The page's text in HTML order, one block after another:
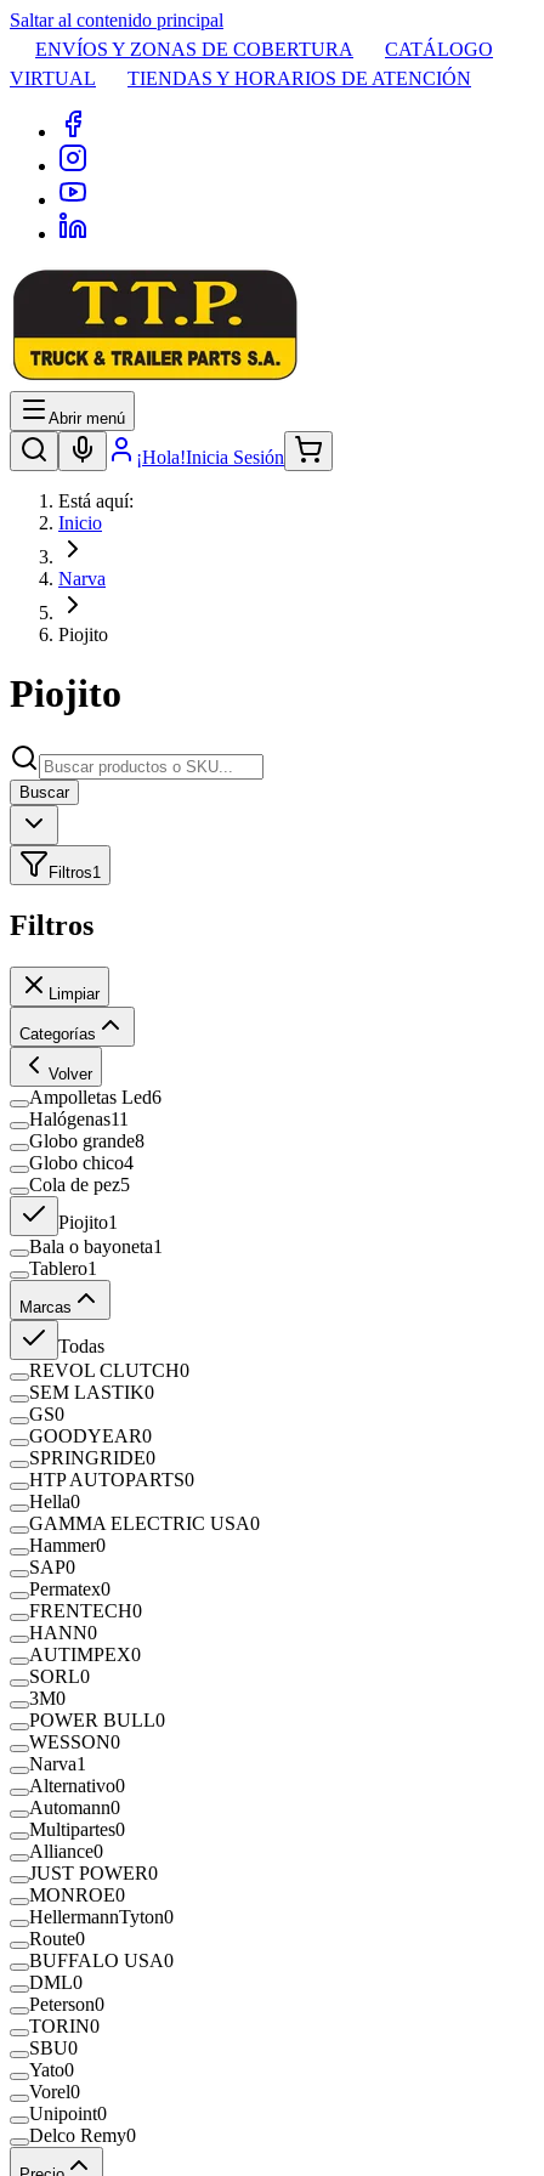
Saltar al contenido principal
ENVÍOS Y ZONAS DE COBERTURA
CATÁLOGO
VIRTUAL
TIENDAS Y HORARIOS DE ATENCIÓN
Abrir menú
¡Hola!Inicia Sesión
Está aquí:
Inicio
Narva
Piojito
Piojito
Buscar
Filtros1
Filtros
Limpiar
Categorías
Volver
Ampolletas Led6
Halógenas11
Globo grande8
Globo chico4
Cola de pez5
Piojito1
Bala o bayoneta1
Tablero1
Marcas
Todas
REVOL CLUTCH0
SEM LASTIK0
GS0
GOODYEAR0
SPRINGRIDE0
HTP AUTOPARTS0
Hella0
GAMMA ELECTRIC USA0
Hammer0
SAP0
Permatex0
FRENTECH0
HANN0
AUTIMPEX0
SORL0
3M0
POWER BULL0
WESSON0
Narva1
Alternativo0
Automann0
Multipartes0
Alliance0
JUST POWER0
MONROE0
HellermannTyton0
Route0
BUFFALO USA0
DML0
Peterson0
TORIN0
SBU0
Yato0
Vorel0
Unipoint0
Delco Remy0